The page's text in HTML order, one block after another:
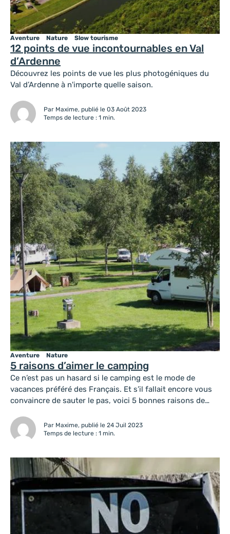
12 points de vue incontournables en Val
d’Ardenne
Aventure Nature Slow tourisme
Découvrez les points de vue les plus photogéniques du
Val d’Ardenne à n'importe quelle saison.
Par Maxime, publié le 03 Août 2023
Temps de lecture : 1 min.
5 raisons d’aimer le camping
Aventure Nature
Ce n’est pas un hasard si le camping est le mode de
vacances préféré des Français. Et s’il fallait encore vous
convaincre de sauter le pas, voici 5 bonnes raisons de
Par Maxime, publié le 24 Juil 2023
Temps de lecture : 1 min.